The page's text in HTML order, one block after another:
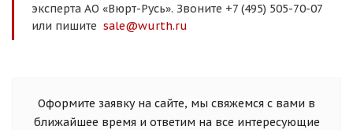
эксперта АО «Вюрт-Русь». Звоните +7 (495) 505-70-07
или пишите sale@wurth.ru
Оформите заявку на сайте, мы свяжемся с вами в
ближайшее время и ответим на все интересующие